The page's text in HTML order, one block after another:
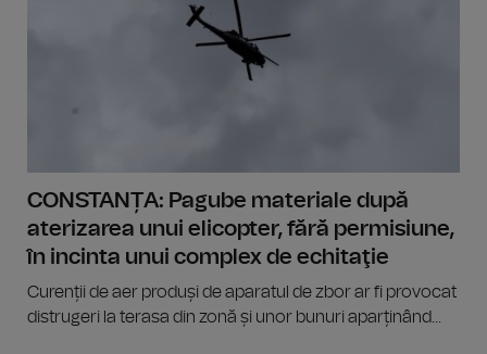
CONSTANȚA: Pagube materiale după
aterizarea unui elicopter, fără permisiune,
în incinta unui complex de echitaţie
Curenții de aer produși de aparatul de zbor ar fi provocat
distrugeri la terasa din zonă și unor bunuri aparținând...